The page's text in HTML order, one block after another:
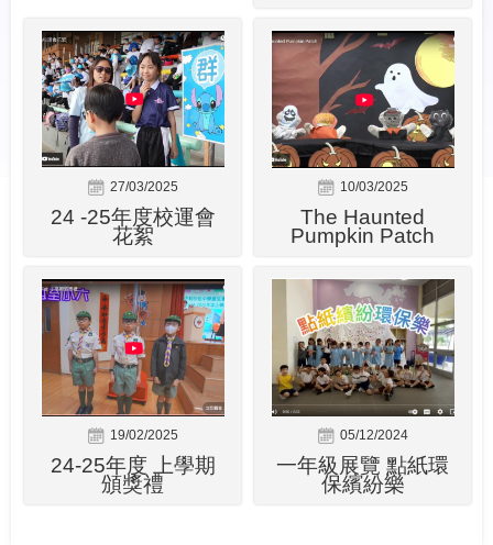
27/03/2025
24 -25年度校運會
花絮
10/03/2025
The Haunted
Pumpkin Patch
19/02/2025
24-25年度 上學期
頒獎禮
05/12/2024
一年級展覽 點紙環
保繽紛樂